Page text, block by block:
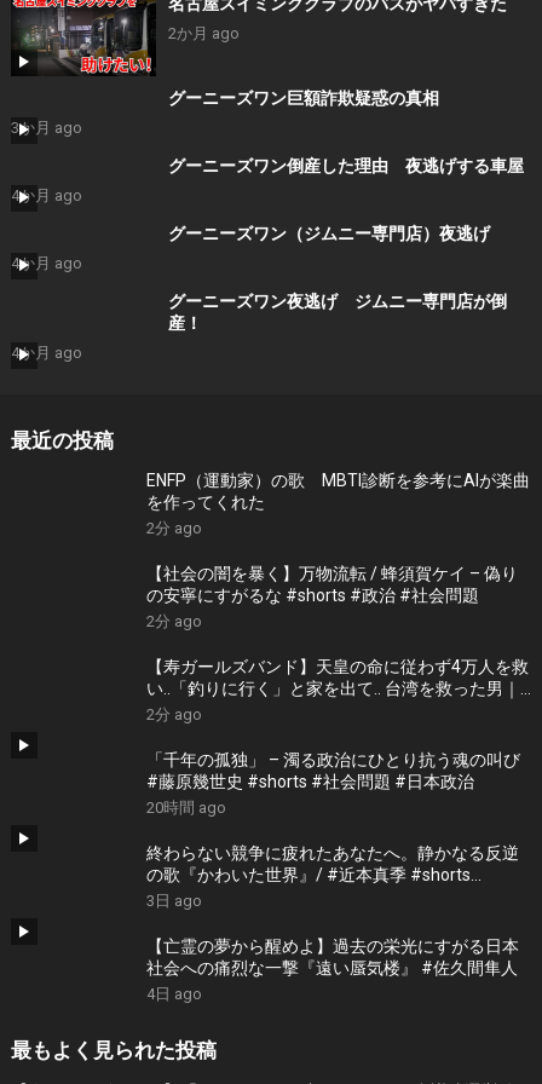
名古屋スイミンククラブのバスがヤバすぎた
2か月 ago
グーニーズワン巨額詐欺疑惑の真相
3か月 ago
グーニーズワン倒産した理由 夜逃げする車屋
4か月 ago
グーニーズワン（ジムニー専門店）夜逃げ
4か月 ago
グーニーズワン夜逃げ ジムニー専門店が倒
産！
4か月 ago
最近の投稿
ENFP（運動家）の歌 MBTI診断を参考にAIが楽曲
を作ってくれた
2分 ago
【社会の闇を暴く】万物流転 / 蜂須賀ケイ – 偽り
の安寧にすがるな #shorts #政治 #社会問題
2分 ago
【寿ガールズバンド】天皇の命に従わず4万人を救
い..「釣りに行く」と家を出て.. 台湾を救った男｜
根本博『名もなき勝利』 by 寿STUDIO
2分 ago
「千年の孤独」 – 濁る政治にひとり抗う魂の叫び
#藤原幾世史 #shorts #社会問題 #日本政治
20時間 ago
終わらない競争に疲れたあなたへ。静かなる反逆
の歌『かわいた世界』/ #近本真季 #shorts
#music
3日 ago
【亡霊の夢から醒めよ】過去の栄光にすがる日本
社会への痛烈な一撃『遠い蜃気楼』 #佐久間隼人
4日 ago
最もよく見られた投稿